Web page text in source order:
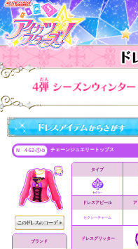
N 4-52-①-b チェーンジュエリートップス
ブランド
タイプ
ドレスアピール ア
セクシーチャーム
ドレスグリッター